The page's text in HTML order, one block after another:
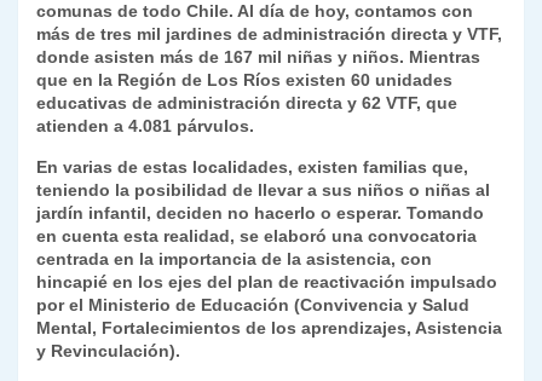
comunas de todo Chile. Al día de hoy, contamos con
más de tres mil jardines de administración directa y VTF,
donde asisten más de 167 mil niñas y niños. Mientras
que en la Región de Los Ríos existen 60 unidades
educativas de administración directa y 62 VTF, que
atienden a 4.081 párvulos.
En varias de estas localidades, existen familias que,
teniendo la posibilidad de llevar a sus niños o niñas al
jardín infantil, deciden no hacerlo o esperar. Tomando
en cuenta esta realidad, se elaboró una convocatoria
centrada en la importancia de la asistencia, con
hincapié en los ejes del plan de reactivación impulsado
por el Ministerio de Educación (Convivencia y Salud
Mental, Fortalecimientos de los aprendizajes, Asistencia
y Revinculación).